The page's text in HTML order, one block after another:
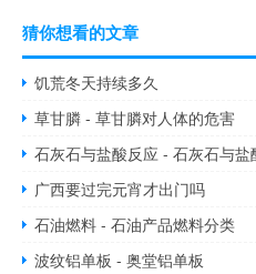
猜你想看的文章
饥荒冬天持续多久
草甘膦 - 草甘膦对人体的危害
石灰石与盐酸反应 - 石灰石与盐
广西要过完元宵才出门吗
石油燃料 - 石油产品燃料分类
波纹铝单板 - 奥堂铝单板